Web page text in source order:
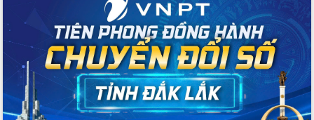
Hội nghị chia sẻ kinh nghiệm, chuyển
giao kỹ thuật y tế, định hướng phát
triển chuyên sâu đến 2030
Chuyển đổi số mở ra không gian phát
triển trong lĩnh vực văn hóa, du lịch
Công bố quyết định của Ban Thường
vụ Tỉnh ủy về công tác cán bộ.